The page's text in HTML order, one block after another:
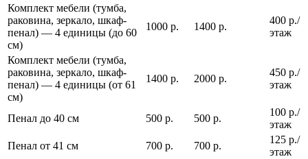
Комплект мебели (тумба,
раковина, зеркало, шкаф-
пенал) — 4 единицы (до 60
см)
1000 р. 1400 р.
400 р./
этаж
Комплект мебели (тумба,
раковина, зеркало, шкаф-
пенал) — 4 единицы (от 61
см)
1400 р. 2000 р.
450 р./
этаж
Пенал до 40 см 500 р. 500 р.
100 р./
этаж
Пенал от 41 см
700 р. 700 р.
125 р./
этаж